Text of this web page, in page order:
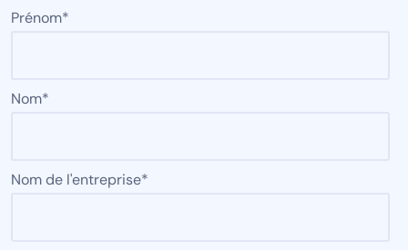
Prénom*
Nom*
Nom de l'entreprise*